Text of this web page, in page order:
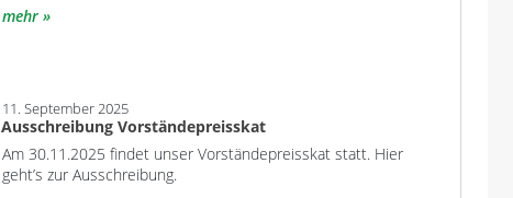
mehr
11. September 2025
Ausschreibung Vorständepreisskat
Am 30.11.2025 findet unser Vorständepreisskat statt. Hier
geht’s zur Ausschreibung.